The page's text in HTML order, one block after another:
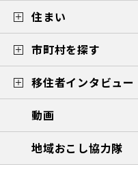
住まい
市町村を探す
移住者インタビュー
動画
地域おこし協力隊